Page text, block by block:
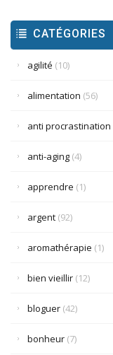
CATÉGORIES
agilité (10)
alimentation (56)
anti procrastination
anti-aging (4)
apprendre (1)
argent (92)
aromathérapie (1)
bien vieillir (12)
bloguer (42)
bonheur (7)